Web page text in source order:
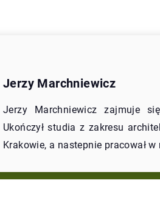
Jerzy Marchniewicz
Jerzy Marchniewicz zajmuje
Ukończył studia z zakresu
Krakowie, a nastepnie pracował